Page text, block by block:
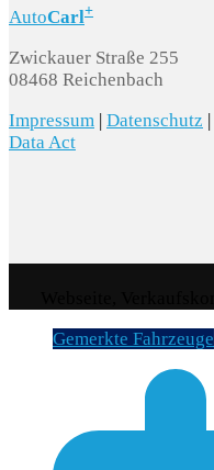
AutoCarl+
Zwickauer Straße 255
08468 Reichenbach
Impressum | Datenschutz |
Data Act
Gemerkte Fahrzeuge